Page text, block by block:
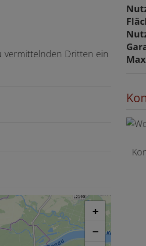
vermittelnden Dritten ein
+
−